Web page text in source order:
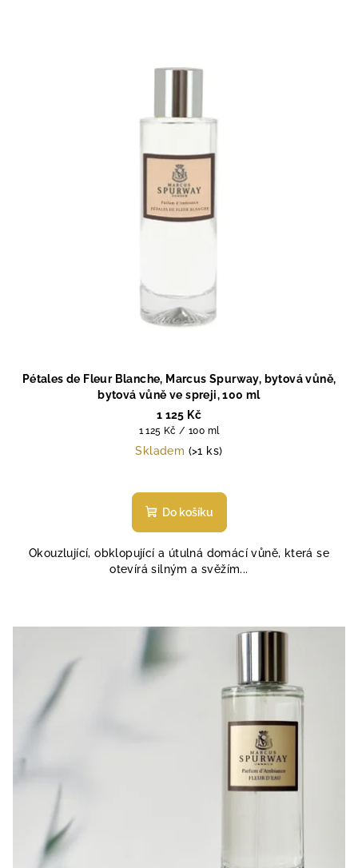
Pétales de Fleur Blanche, Marcus Spurway, bytová vůně,
bytová vůně ve spreji, 100 ml
1 125 Kč
Měrná
cena:
1 125 Kč / 100 ml
Skladem (>1 ks)
Do košíku
Okouzlující, obklopující a útulná domácí vůně, která se
otevírá silným a svěžím...